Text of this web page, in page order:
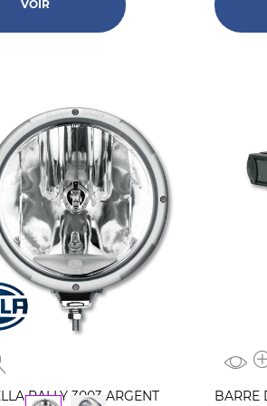
VOIR
RALLY 3003 ARGENT
BARRE